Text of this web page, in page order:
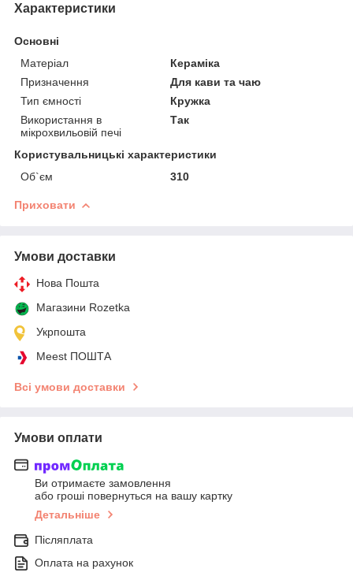
Характеристики
Основні
Матеріал
Кераміка
Призначення
Для кави та чаю
Тип ємності
Кружка
Використання в
мікрохвильовій печі
Так
Користувальницькі характеристики
Об`єм
310
Приховати
Умови доставки
Нова Пошта
Магазини Rozetka
Укрпошта
Meest ПОШТА
Всі умови доставки
Умови оплати
Ви отримаєте замовлення
або гроші повернуться на вашу картку
Детальніше
Післяплата
Оплата на рахунок